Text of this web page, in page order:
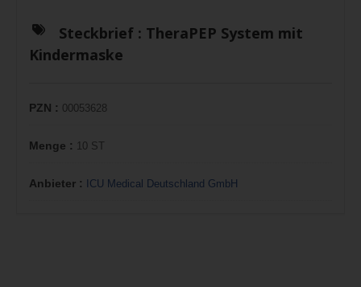
Steckbrief : TheraPEP System mit
Kindermaske
PZN : 00053628
Menge : 10 ST
Anbieter : ICU Medical Deutschland GmbH